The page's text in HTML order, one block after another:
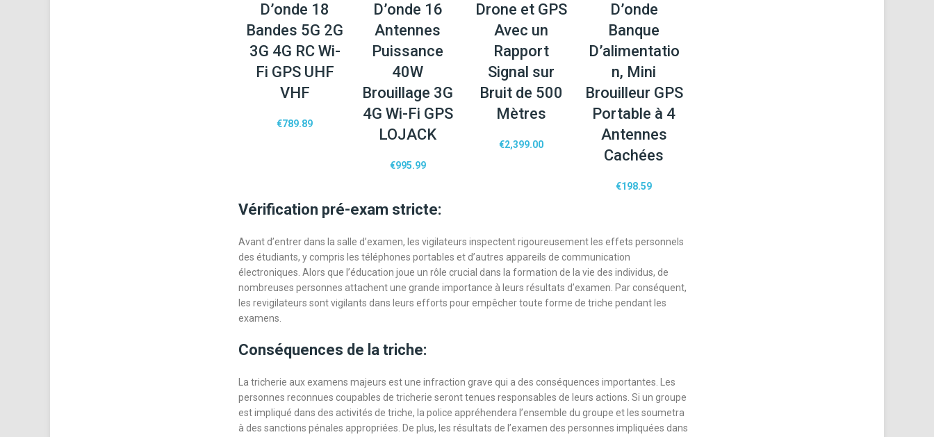
D’onde 18
Bandes 5G 2G
3G 4G RC Wi-
Fi GPS UHF
VHF
€789.89
D’onde 16
Antennes
Puissance
40W
Brouillage 3G
4G Wi-Fi GPS
LOJACK
€995.99
Drone et GPS
Avec un
Rapport
Signal sur
Bruit de 500
Mètres
€2,399.00
D’onde
Banque
D’alimentatio
n, Mini
Brouilleur GPS
Portable à 4
Antennes
Cachées
€198.59
Vérification pré-exam stricte:
Avant d’entrer dans la salle d’examen, les vigilateurs inspectent rigoureusement les effets personnels
des étudiants, y compris les téléphones portables et d’autres appareils de communication
électroniques. Alors que l’éducation joue un rôle crucial dans la formation de la vie des individus, de
nombreuses personnes attachent une grande importance à leurs résultats d’examen. Par conséquent,
les revigilateurs sont vigilants dans leurs efforts pour empêcher toute forme de triche pendant les
examens.
Conséquences de la triche:
La tricherie aux examens majeurs est une infraction grave qui a des conséquences importantes. Les
personnes reconnues coupables de tricherie seront tenues responsables de leurs actions. Si un groupe
est impliqué dans des activités de triche, la police appréhendera l’ensemble du groupe et les soumetra
à des sanctions pénales appropriées. De plus, les résultats de l’examen des personnes impliquées dans